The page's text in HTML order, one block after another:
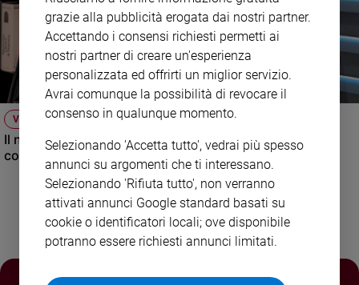
Policy
siamo
Pubblicità
Registrati
Redazione
VIDEO
Il nuovo numero di Famiglia Cristiana raccontato dal
condirettore.
grazie alla pubblicità erogata dai nostri partner.
Accettando i consensi richiesti permetti ai
nostri partner di creare un'esperienza
personalizzata ed offrirti un miglior servizio.
Avrai comunque la possibilità di revocare il
consenso in qualunque momento.
Selezionando 'Accetta tutto', vedrai più spesso
annunci su argomenti che ti interessano.
Selezionando 'Rifiuta tutto', non verranno
attivati annunci Google standard basati su
cookie o identificatori locali; ove disponibile
potranno essere richiesti annunci limitati.